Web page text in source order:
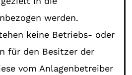
werden.
keine Betriebs- oder
für den Besitzer der
vom Anlagenbetreiber